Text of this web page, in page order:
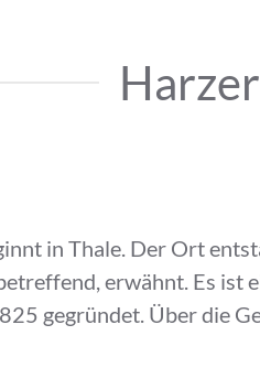
in Thale. Der Ort
erwähnt. Es ist
gegründet. Über die